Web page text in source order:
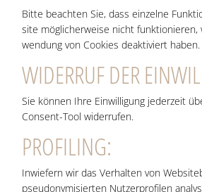
Bit­te beach­ten Sie, dass ein­zel­ne
site mög­li­cher­wei­se nicht
wen­dung von Coo­kies deak­ti­viert haben.
WIDER­RUF DER
Sie kön­nen Ihre Ein­wil­li­gung jeder­zeit
Con­sent-Tool widerrufen.
PRO­FIL­ING:
Inwie­fern wir das Ver­hal­ten von
pseud­ony­mi­sier­ten Nut­zer­pro­fi­len